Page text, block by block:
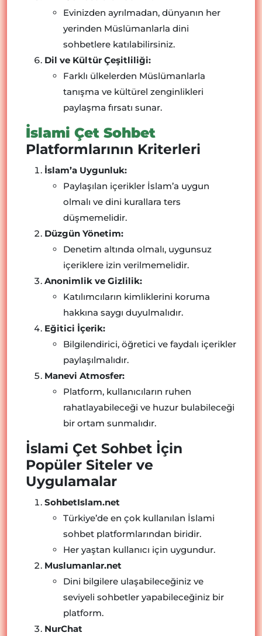
Evinizden ayrılmadan, dünyanın her
yerinden Müslümanlarla dini
sohbetlere katılabilirsiniz.
Dil ve Kültür Çeşitliliği:
Farklı ülkelerden Müslümanlarla
tanışma ve kültürel zenginlikleri
paylaşma fırsatı sunar.
İslami Çet Sohbet
Platformlarının Kriterleri
İslam’a Uygunluk:
Paylaşılan içerikler İslam’a uygun
olmalı ve dini kurallara ters
düşmemelidir.
Düzgün Yönetim:
Denetim altında olmalı, uygunsuz
içeriklere izin verilmemelidir.
Anonimlik ve Gizlilik:
Katılımcıların kimliklerini koruma
hakkına saygı duyulmalıdır.
Eğitici İçerik:
Bilgilendirici, öğretici ve faydalı içerikler
paylaşılmalıdır.
Manevi Atmosfer:
Platform, kullanıcıların ruhen
rahatlayabileceği ve huzur bulabileceği
bir ortam sunmalıdır.
İslami Çet Sohbet İçin
Popüler Siteler ve
Uygulamalar
SohbetIslam.net
Türkiye’de en çok kullanılan İslami
sohbet platformlarından biridir.
Her yaştan kullanıcı için uygundur.
Muslumanlar.net
Dini bilgilere ulaşabileceğiniz ve
seviyeli sohbetler yapabileceğiniz bir
platform.
NurChat